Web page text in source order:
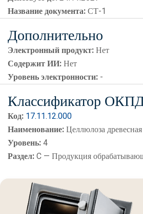
Название документа:СТ-1
Дополнительно
Электронный продукт:Нет
Содержит ИИ:Нет
Уровень электронности: -
Классификатор
Код: 17.11.12.000
Наименование:Целлюлоза
Уровень:4
Раздел:C — Продукция